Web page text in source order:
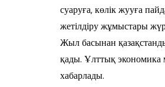
суаруға, көлік жууға
жетілдіру жұ­мыстары
Жыл басынан
қады. Ұлттық экономика
хабарлады.